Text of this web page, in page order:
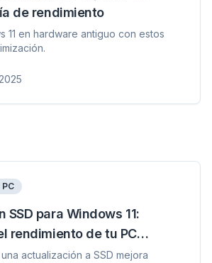
de rendimiento
11 en hardware antiguo con estos
para Windows 11:
rendimiento de tu PC
actualización a SSD mejora